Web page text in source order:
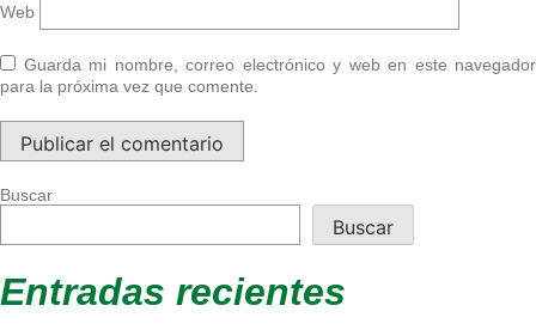
Web
Guarda mi nombre, correo electrónico y web en este navegador
para la próxima vez que comente.
Buscar
Buscar
Entradas recientes